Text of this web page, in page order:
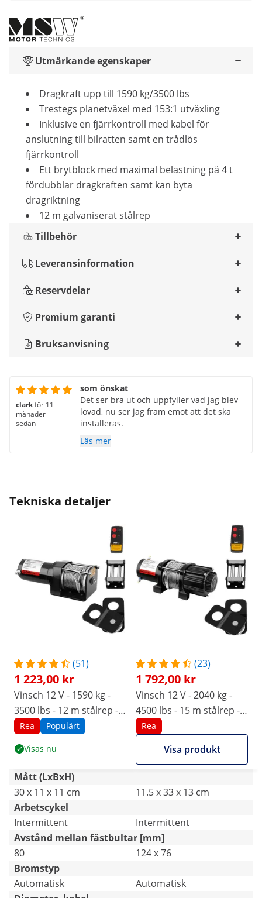
Utmärkande egenskaper
Dragkraft upp till 1590 kg/3500 lbs
Trestegs planetväxel med 153:1 utväxling
Inklusive en fjärrkontroll med kabel för
anslutning till bilratten samt en trådlös
fjärrkontroll
Ett brytblock med maximal belastning på 4 t
fördubblar dragkraften samt kan byta
dragriktning
12 m galvaniserat stålrep
Tillbehör
Leveransinformation
Reservdelar
Premium garanti
Bruksanvisning
clarkför 11
månader
sedan
som önskat
Det ser bra ut och uppfyller vad jag blev
lovad, nu ser jag fram emot att det ska
installeras.
Läs mer
Tekniska detaljer
(51)
1 223,00 kr
Vinsch 12 V - 1590 kg -
3500 lbs - 12 m stålrep -
Inkl. brytblock
Rea Populärt
Visas nu
(23)
1 792,00 kr
Vinsch 12 V - 2040 kg -
4500 lbs - 15 m stålrep -
Inkl. Brytblock
Rea
Visa produkt
Mått (LxBxH)
30 x 11 x 11 cm
11.5 x 33 x 13 cm
Arbetscykel
Intermittent
Intermittent
Avstånd mellan fästbultar [mm]
80
124 x 76
Bromstyp
Automatisk
Automatisk